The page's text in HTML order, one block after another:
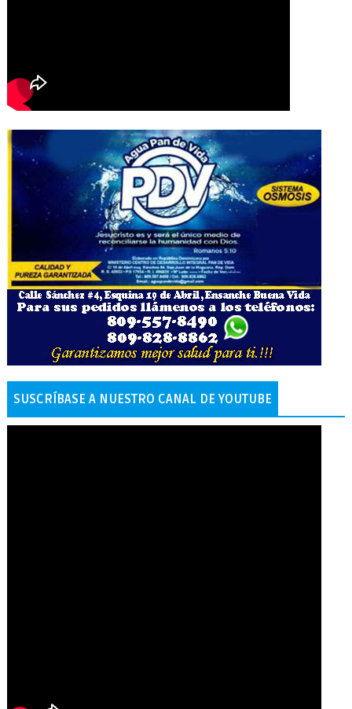
SUSCRÍBASE A NUESTRO CANAL DE YOUTUBE